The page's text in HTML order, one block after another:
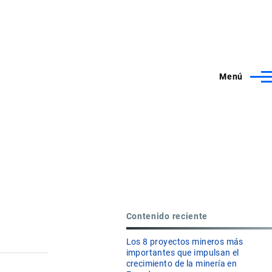
Menú
Contenido reciente
Los 8 proyectos mineros más
importantes que impulsan el
crecimiento de la minería en